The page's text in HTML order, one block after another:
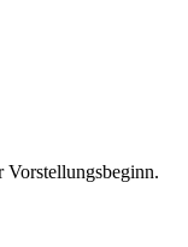
Vorstellungsbeginn.